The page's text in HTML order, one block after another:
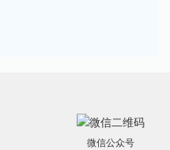
微信公众号